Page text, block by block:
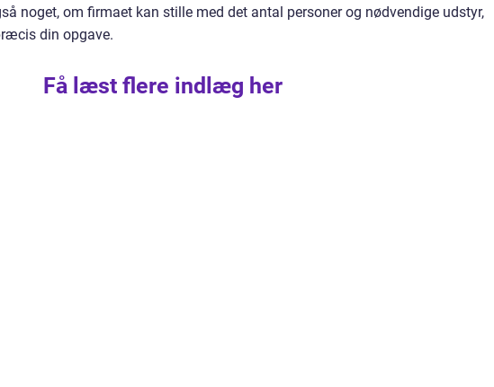
noget, om firmaet kan stille med det antal personer og nødvendige udstyr,
din opgave.
Få læst flere indlæg her